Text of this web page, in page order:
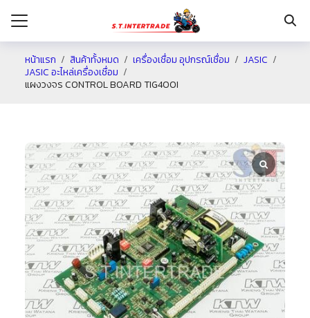
ะเงิน
หน้าแรก สินค้าทั้งหมด เครื่องเชื่อม อุปกรณ์เชื่อม
JASIC
JASIC อะไหล่เครื่องเชื่อม
แผงวงจร CONTROL BOARD TIG400I